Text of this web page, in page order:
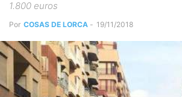
1.800 euros
Por COSAS DE LORCA - 19/11/2018